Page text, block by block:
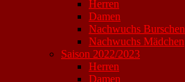
Herren
Damen
Nachwuchs Burschen
Nachwuchs Mädchen
Saison 2022/2023
Herren
Damen